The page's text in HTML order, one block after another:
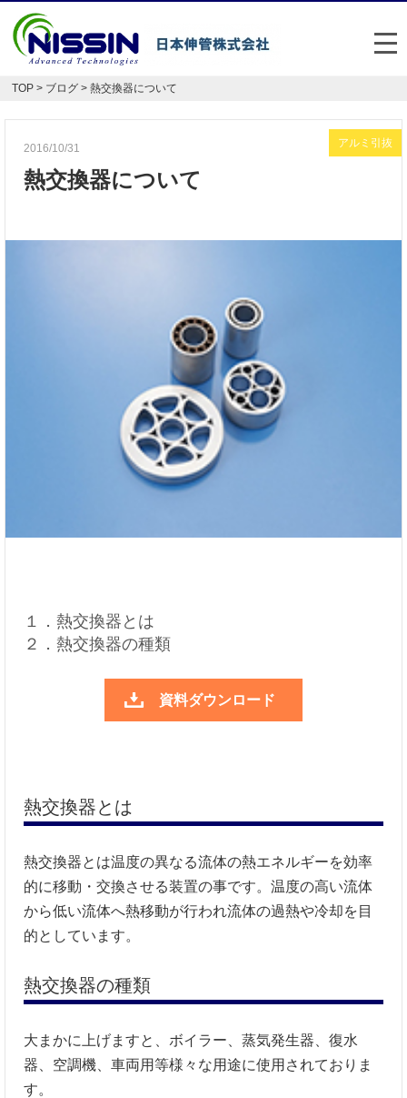
メ
日本伸管の強み
お悩み解決事例
FAQ
Japan English
048-477-7331受付時間：平日8:30～17:30
TOP > ブログ > 熱交換器について
アルミ引抜
2016/10/31
熱交換器について
１．熱交換器とは
２．熱交換器の種類
資料ダウンロード
熱交換器とは
熱交換器とは温度の異なる流体の熱エネルギーを効率
的に移動・交換させる装置の事です。温度の高い流体
から低い流体へ熱移動が行われ流体の過熱や冷却を目
的としています。
熱交換器の種類
大まかに上げますと、ボイラー、蒸気発生器、復水
器、空調機、車両用等様々な用途に使用されておりま
す。